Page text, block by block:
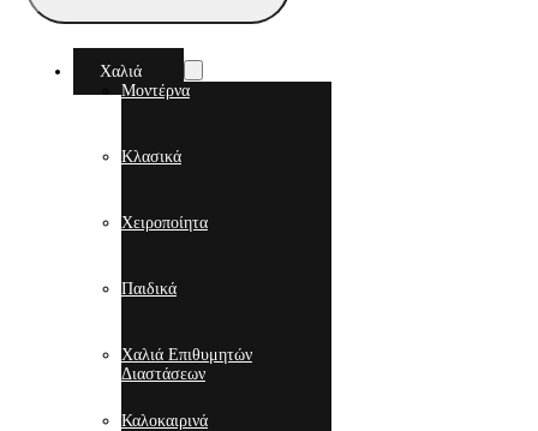
Χαλιά
Μοντέρνα
Κλασικά
Χειροποίητα
Παιδικά
Χαλιά Επιθυμητών
Διαστάσεων
Καλοκαιρινά